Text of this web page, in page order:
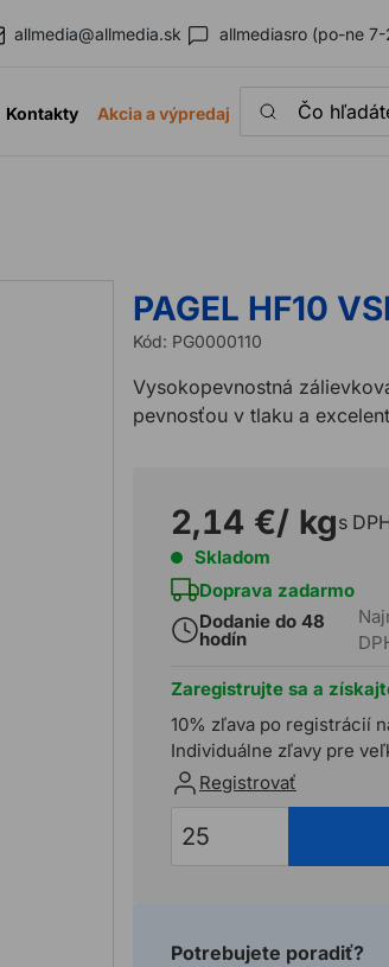
allmedia@allmedia.sk allmediasro (po-ne
Kontakty Akcia a výpredaj
Čo hľadáte?
PAGEL HF10
Kód: PG0000110
Vysokopevnostná
pevnosťou v tlaku a
2,14 €/ kgs
Skladom
Doprava zadarmo
Dodanie do 48
hodín
Zaregistrujte sa a
10% zľava po registrácií
Individuálne zľavy pre
Registrovať
Potrebujete poradiť?